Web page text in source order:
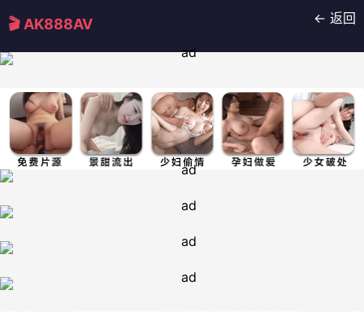
🎬 AK888AV ← 返回